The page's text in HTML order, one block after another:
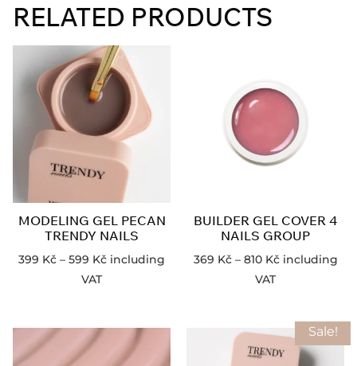
RELATED PRODUCTS
MODELING GEL PECAN
TRENDY NAILS
399 Kč – 599 Kč including
VAT
BUILDER GEL COVER 4
NAILS GROUP
369 Kč – 810 Kč including
VAT
Sale!